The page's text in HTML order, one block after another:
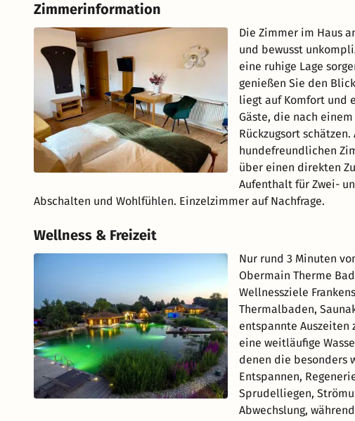
Zimmerinformation
Die Zimmer im Haus
und bewusst
eine ruhige Lage
genießen Sie den
liegt auf Komfort und
Gäste, die nach
Rückzugsort
hundefreundlichen
über einen direkten
Aufenthalt für Zwei-
Abschalten und Wohlfühlen. Einzelzimmer auf Nachfrage.
Wellness & Freizeit
Nur rund 3 Minuten
Obermain Therme
Wellnessziele
Thermalbaden,
entspannte Auszeiten
eine weitläufige
denen die besonders
Entspannen,
Sprudelliegen,
Abwechslung,